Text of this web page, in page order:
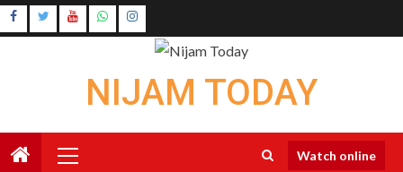
Skip
to
Instagram
NIJAM TODAY
Menu
Watch online